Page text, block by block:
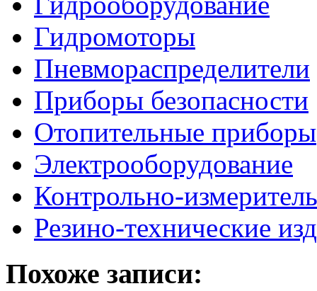
Гидромоторы
Пневмораспределители
Приборы безопасности
Отопительные приборы
Электрооборудование
Контрольно-
Резино-технические
Похоже записи: